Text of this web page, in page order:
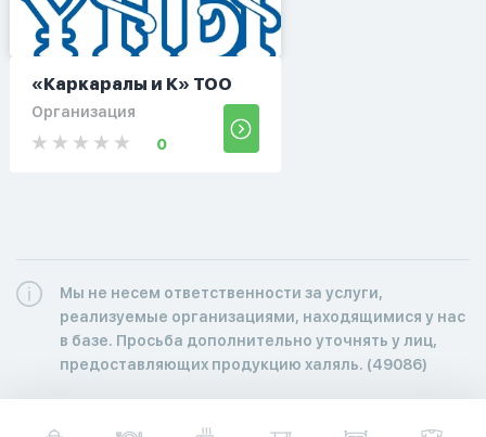
«Каркаралы и К» ТОО
Организация
0
Мы не несем ответственности за услуги,
реализуемые организациями, находящимися у нас
в базе. Просьба дополнительно уточнять у лиц,
предоставляющих продукцию халяль. (49086)